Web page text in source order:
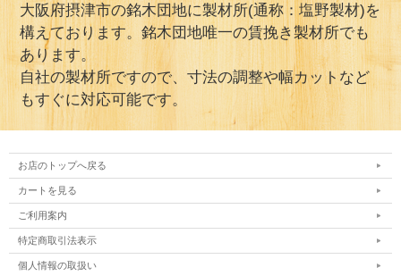
大阪府摂津市の銘木団地に製材所(通称：塩野製材)を
構えております。銘木団地唯一の賃挽き製材所でも
あります。
自社の製材所ですので、寸法の調整や幅カットなど
もすぐに対応可能です。
お店のトップへ戻る
カートを見る
ご利用案内
特定商取引法表示
個人情報の取扱い